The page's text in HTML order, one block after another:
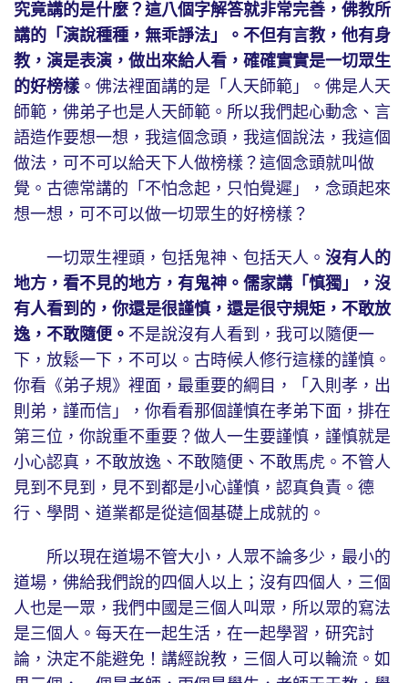
究竟講的是什麼？這八個字解答就非常完善，佛教所
講的「演說種種，無乖諍法」。不但有言教，他有身
教，演是表演，做出來給人看，確確實實是一切眾生
的好榜樣。佛法裡面講的是「人天師範」。佛是人天
師範，佛弟子也是人天師範。所以我們起心動念、言
語造作要想一想，我這個念頭，我這個說法，我這個
做法，可不可以給天下人做榜樣？這個念頭就叫做
覺。古德常講的「不怕念起，只怕覺遲」，念頭起來
想一想，可不可以做一切眾生的好榜樣？
一切眾生裡頭，包括鬼神、包括天人。 沒有人的
地方，看不見的地方，有鬼神。儒家講「慎獨」，沒
有人看到的，你還是很謹慎，還是很守規矩，不敢放
逸，不敢隨便。 不是說沒有人看到，我可以隨便一
下，放鬆一下，不可以。古時候人修行這樣的謹慎。
你看《弟子規》裡面，最重要的綱目，「入則孝，出
則弟，謹而信」，你看看那個謹慎在孝弟下面，排在
第三位，你說重不重要？做人一生要謹慎，謹慎就是
小心認真，不敢放逸、不敢隨便、不敢馬虎。不管人
見到不見到，見不到都是小心謹慎，認真負責。德
行、學問、道業都是從這個基礎上成就的。
所以現在道場不管大小，人眾不論多少，最小的
道場，佛給我們說的四個人以上；沒有四個人，三個
人也是一眾，我們中國是三個人叫眾，所以眾的寫法
是三個人。每天在一起生活，在一起學習，研究討
論，決定不能避免！講經說教，三個人可以輪流。如